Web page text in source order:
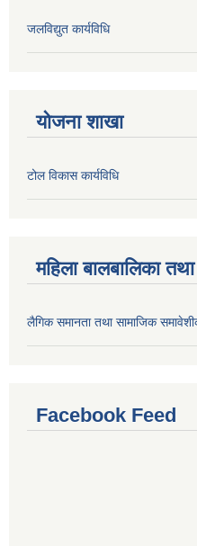
जलविद्युत कार्यविधि
योजना शाखा
टोल विकास कार्यविधि
महिला बालबालिका
लैगिक समानता तथा सामाजिक
Facebook Feed